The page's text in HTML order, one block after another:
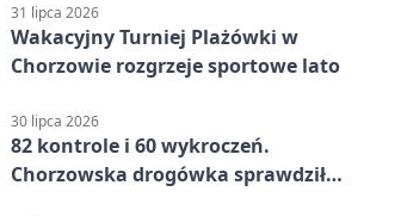
31 lipca 2026
Wakacyjny Turniej Plażówki w
Chorzowie rozgrzeje sportowe lato
30 lipca 2026
82 kontrole i 60 wykroczeń.
Chorzowska drogówka sprawdziła